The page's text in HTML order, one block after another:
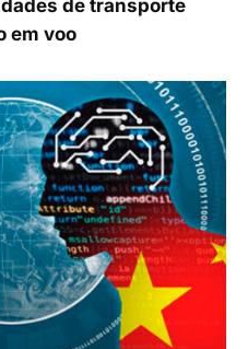
de transporte
em voo